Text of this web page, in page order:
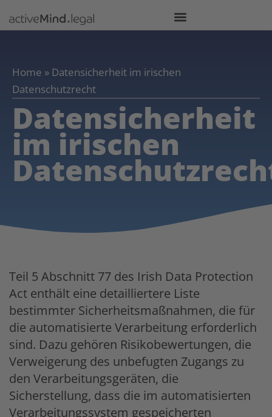
Home » Datensicherheit im irischen
Datenschutzrecht
Datensicherheit
im irischen
Teil 5 Abschnitt 77 des Irish Data Protection
Act enthält eine detailliertere Liste
bestimmter Sicherheitsmaßnahmen, die für
die automatisierte Verarbeitung erforderlich
sind. Dazu gehören Risikobewertungen, die
Verweigerung des unbefugten Zugangs zu
den Verarbeitungsgeräten, die
Sicherstellung, dass die im automatisierten
Verarbeitungssystem gespeicherten